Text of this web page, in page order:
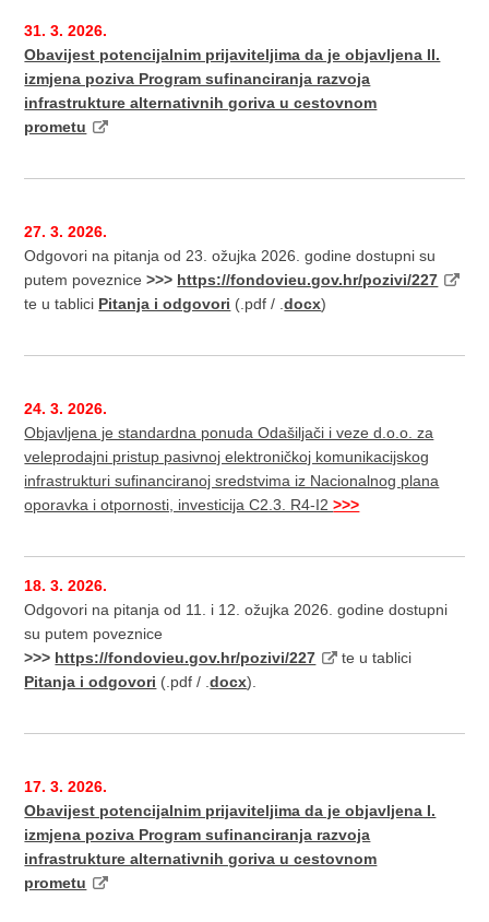
31. 3. 2026.
Obavijest potencijalnim prijaviteljima da je objavljena II.
izmjena poziva Program sufinanciranja razvoja
infrastrukture alternativnih goriva u cestovnom
prometu
27. 3. 2026.
Odgovori na pitanja od 23. ožujka 2026. godine dostupni su
putem poveznice>>> https://fondovieu.gov.hr/pozivi/227
te u tablici Pitanja i odgovori (.pdf / .docx)
24. 3. 2026.
Objavljena je standardna ponuda Odašiljači i veze d.o.o. za
veleprodajni pristup pasivnoj elektroničkoj komunikacijskog
infrastrukturi sufinanciranoj sredstvima iz Nacionalnog plana
oporavka i otpornosti, investicija C2.3. R4-I2>>>
18. 3. 2026.
Odgovori na pitanja od 11. i 12. ožujka 2026. godine dostupni
su putem poveznice
>>> https://fondovieu.gov.hr/pozivi/227
te u tablici
Pitanja i odgovori (.pdf / .docx).
17. 3. 2026.
Obavijest potencijalnim prijaviteljima da je objavljena I.
izmjena poziva Program sufinanciranja razvoja
infrastrukture alternativnih goriva u cestovnom
prometu